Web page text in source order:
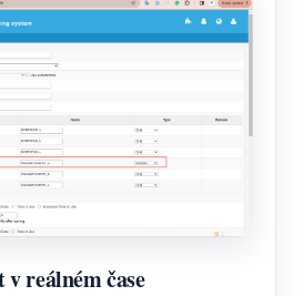
reálném čase